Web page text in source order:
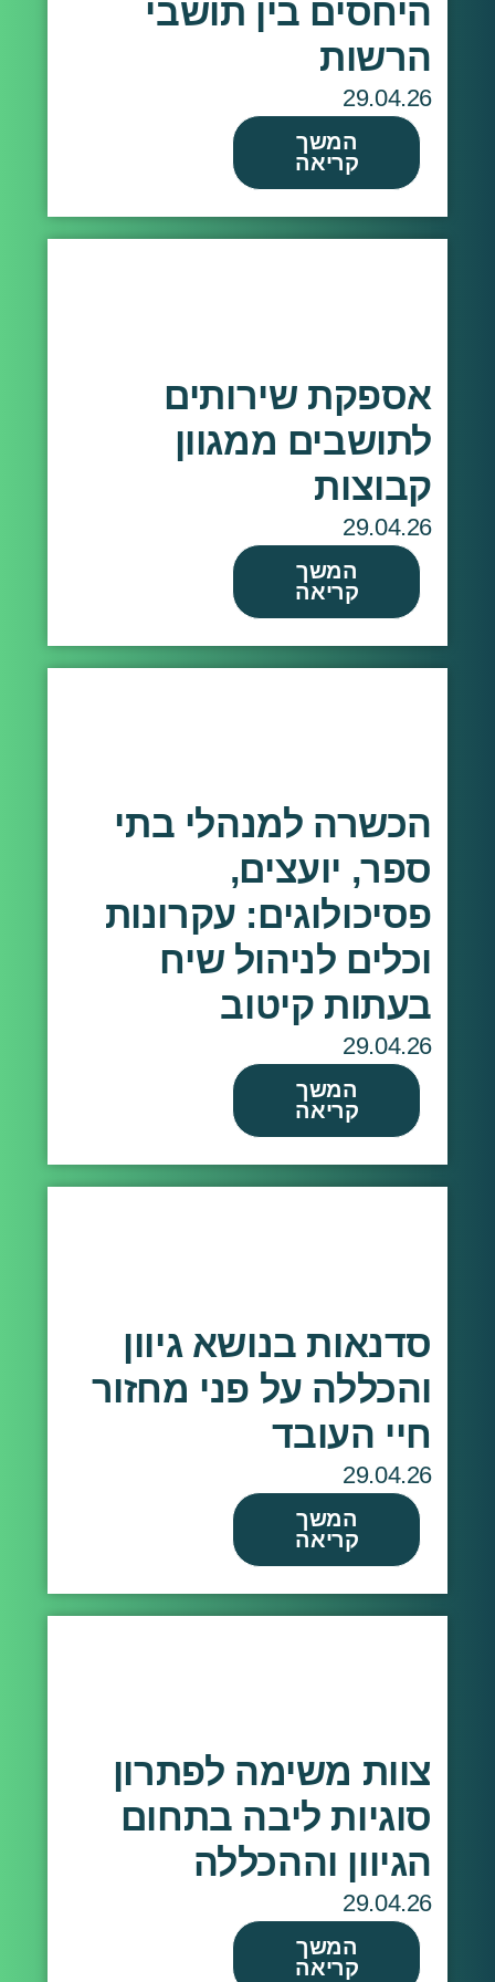
היחסים בין תושבי
הרשות
29.04.26
המשך
קריאה
אספקת שירותים
לתושבים ממגוון
קבוצות
29.04.26
המשך
קריאה
הכשרה למנהלי בתי
ספר, יועצים,
פסיכולוגים: עקרונות
וכלים לניהול שיח
בעתות קיטוב
29.04.26
המשך
קריאה
סדנאות בנושא גיוון
והכללה על פני מחזור
חיי העובד
29.04.26
המשך
קריאה
צוות משימה לפתרון
סוגיות ליבה בתחום
הגיוון וההכללה
29.04.26
המשך
קריאה